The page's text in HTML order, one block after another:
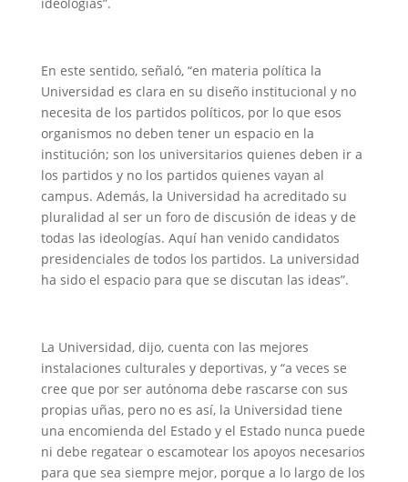
En este sentido, señaló, “en materia política la
Universidad es clara en su diseño institucional y no
necesita de los partidos políticos, por lo que esos
organismos no deben tener un espacio en la
institución; son los universitarios quienes deben ir a
los partidos y no los partidos quienes vayan al
campus. Además, la Universidad ha acreditado su
pluralidad al ser un foro de discusión de ideas y de
todas las ideologías. Aquí han venido candidatos
presidenciales de todos los partidos. La universidad
ha sido el espacio para que se discutan las ideas”.
La Universidad, dijo, cuenta con las mejores
instalaciones culturales y deportivas, y “a veces se
cree que por ser autónoma debe rascarse con sus
propias uñas, pero no es así, la Universidad tiene
una encomienda del Estado y el Estado nunca puede
ni debe regatear o escamotear los apoyos necesarios
para que sea siempre mejor, porque a lo largo de los